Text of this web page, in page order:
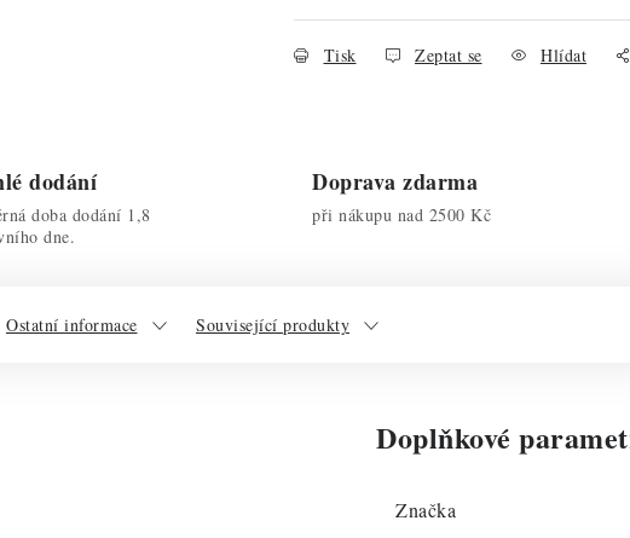
Tisk Zeptat se Hlídat
dodání
doba dodání 1,8
dne.
Doprava zdarma
při nákupu nad 2500 Kč
Ostatní informace Související produkty
Doplňkové
Značka